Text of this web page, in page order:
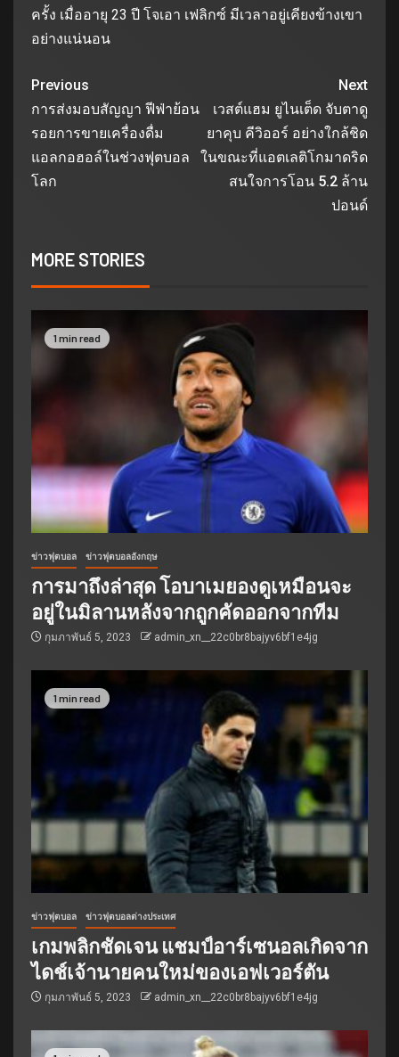
ครั้ง เมื่ออายุ 23 ปี โจเอา เฟลิกซ์ มีเวลาอยู่เคียงข้างเขา
อย่างแน่นอน
Previous
การส่งมอบสัญญา ฟีฟ่าย้อน
รอยการขายเครื่องดื่ม
แอลกอฮอล์ในช่วงฟุตบอล
โลก
Next
เวสต์แฮม ยูไนเต็ด จับตาดู
ยาคุบ คีวิออร์ อย่างใกล้ชิด
ในขณะที่แอตเลติโกมาดริด
สนใจการโอน 5.2 ล้าน
ปอนด์
MORE STORIES
1 min read
ข่าวฟุตบอล ข่าวฟุตบอลอังกฤษ
การมาถึงล่าสุด โอบาเมยองดูเหมือนจะ
อยู่ในมิลานหลังจากถูกคัดออกจากทีม
กุมภาพันธ์ 5, 2023 admin_xn__22c0br8bajyv6bf1e4jg
1 min read
ข่าวฟุตบอล ข่าวฟุตบอลต่างประเทศ
เกมพลิกชัดเจน แชมป์อาร์เซนอลเกิดจาก
ไดช์เจ้านายคนใหม่ของเอฟเวอร์ตัน
กุมภาพันธ์ 5, 2023 admin_xn__22c0br8bajyv6bf1e4jg